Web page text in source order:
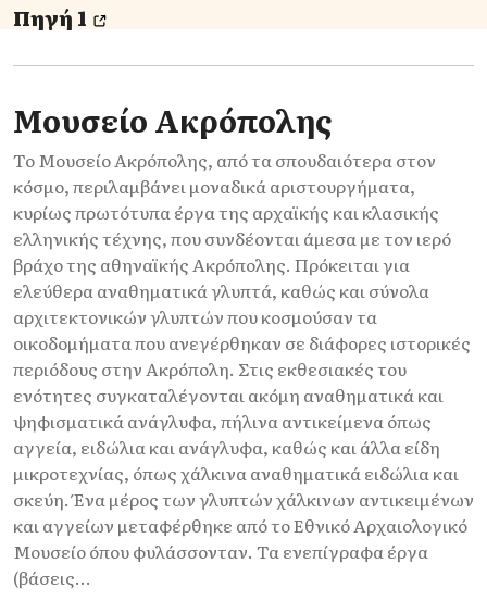
Πηγή 1
Μουσείο Ακρόπολης
Το Μουσείο Ακρόπολης, από τα σπουδαιότερα στον
κόσμο, περιλαμβάνει μοναδικά αριστουργήματα,
κυρίως πρωτότυπα έργα της αρχαϊκής και κλασικής
ελληνικής τέχνης, που συνδέονται άμεσα με τον ιερό
βράχο της αθηναϊκής Ακρόπολης. Πρόκειται για
ελεύθερα αναθηματικά γλυπτά, καθώς και σύνολα
αρχιτεκτονικών γλυπτών που κοσμούσαν τα
οικοδομήματα που ανεγέρθηκαν σε διάφορες ιστορικές
περιόδους στην Ακρόπολη. Στις εκθεσιακές του
ενότητες συγκαταλέγονται ακόμη αναθηματικά και
ψηφισματικά ανάγλυφα, πήλινα αντικείμενα όπως
αγγεία, ειδώλια και ανάγλυφα, καθώς και άλλα είδη
μικροτεχνίας, όπως χάλκινα αναθηματικά ειδώλια και
σκεύη. Ένα μέρος των γλυπτών χάλκινων αντικειμένων
και αγγείων μεταφέρθηκε από το Εθνικό Αρχαιολογικό
Μουσείο όπου φυλάσσονταν. Τα ενεπίγραφα έργα
(βάσεις...